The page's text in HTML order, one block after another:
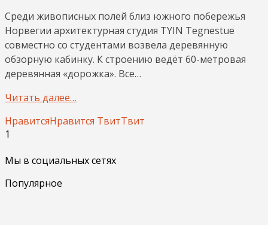
Среди живописных полей близ южного побережья
Норвегии архитектурная студия TYIN Tegnestue
совместно со студентами возвела деревянную
обзорную кабинку. К строению ведёт 60-метровая
деревянная «дорожка». Все…
Читать далее…
НравитсяНравится ТвитТвит
1
Мы в социальных сетях
Популярное